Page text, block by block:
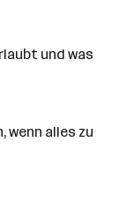
und was
wenn alles zu